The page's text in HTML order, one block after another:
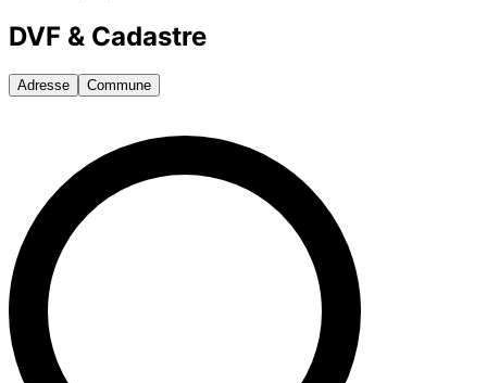
DVF & Cadastre
Adresse Commune